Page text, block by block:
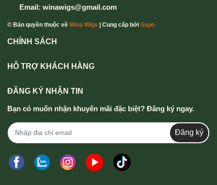
hotline0916 110 833 - 0357 833 699
Email: winawigs@gmail.com
© Bản quyền thuộc về Wina Wigs | Cung cấp bởi Sapo
CHÍNH SÁCH
HỖ TRỢ KHÁCH HÀNG
ĐĂNG KÝ NHẬN TIN
Bạn có muốn nhận khuyến mãi đặc biệt? Đăng ký ngay.
Đăng ký